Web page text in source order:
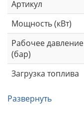
Артикул
Мощность (кВт)
Рабочее давление
(бар)
Загрузка топлива
Развернуть